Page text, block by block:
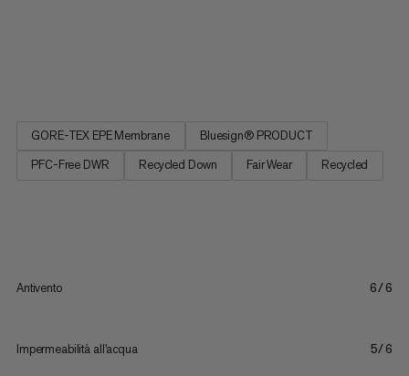
GORE-TEX EPE Membrane
Bluesign® PRODUCT
PFC-Free DWR
Recycled Down Fair Wear Recycled
Antivento 6/6
Impermeabilità all'acqua 5/6